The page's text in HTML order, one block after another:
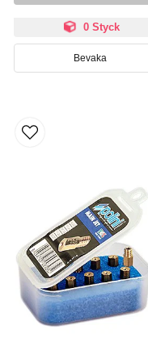
0 Styck
Bevaka